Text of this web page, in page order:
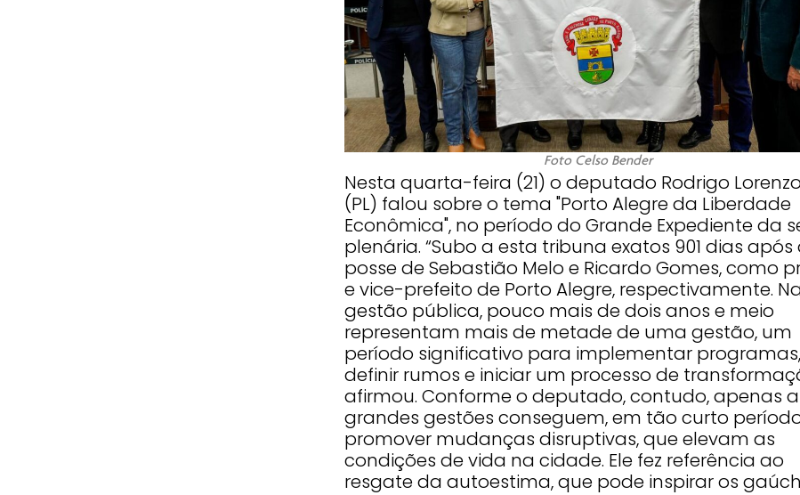
Foto Celso Bender
Nesta quarta-feira (21) o deputado Rodrigo
(PL) falou sobre o tema "Porto Alegre da Liberdade
Econômica", no período do Grande Expediente da
plenária. “Subo a esta tribuna exatos 901 dias após
posse de Sebastião Melo e Ricardo Gomes, como
e vice-prefeito de Porto Alegre, respectivamente.
gestão pública, pouco mais de dois anos e meio
representam mais de metade de uma gestão, um
período significativo para implementar programas,
definir rumos e iniciar um processo de
afirmou. Conforme o deputado, contudo, apenas
grandes gestões conseguem, em tão curto
promover mudanças disruptivas, que elevam as
condições de vida na cidade. Ele fez referência ao
resgate da autoestima, que pode inspirar os